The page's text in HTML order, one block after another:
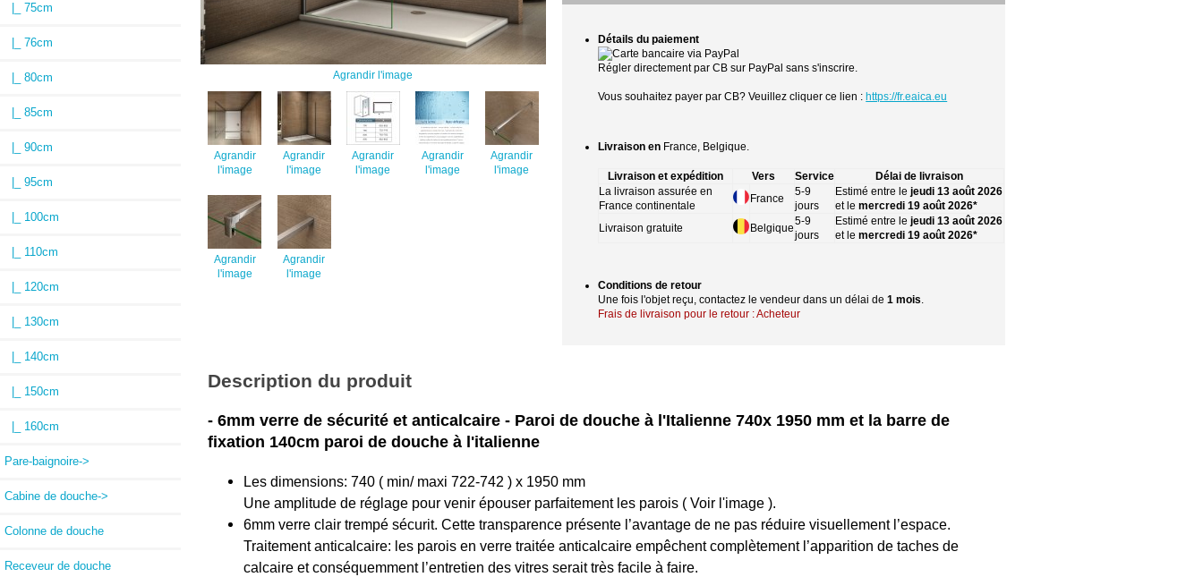
|_ 75cm
|_ 76cm
|_ 80cm
|_ 85cm
|_ 90cm
|_ 95cm
|_ 100cm
|_ 110cm
|_ 120cm
|_ 130cm
|_ 140cm
|_ 150cm
|_ 160cm
Pare-baignoire->
Cabine de douche->
Colonne de douche
Receveur de douche
Agrandir l'image
Agrandir
l'image
Agrandir
l'image
Agrandir
l'image
Agrandir
l'image
Agrandir
l'image
Agrandir
l'image
Agrandir
l'image
Détails du paiement
Régler directement par CB sur PayPal sans s'inscrire.
Vous souhaitez payer par CB? Veuillez cliquer ce lien : https://fr.eaica.eu
Livraison en France, Belgique.
Livraison et expédition Vers Service
Délai de livraison
La livraison assurée en
France continentale
France
5-9
jours
Estimé entre lejeudi 13 août 2026
et lemercredi 19 août 2026*
Livraison gratuite
Belgique
5-9
jours
Estimé entre lejeudi 13 août 2026
et lemercredi 19 août 2026*
Conditions de retour
Une fois l'objet reçu, contactez le vendeur dans un délai de1 mois
Frais de livraison pour le retour : Acheteur
Description du produit
- 6mm verre de sécurité et anticalcaire - Paroi de douche à l'Italienne 740x 1950 mm et la barre de
fixation 140cm paroi de douche à l'italienne
Les dimensions: 740 ( min/ maxi 722-742 ) x 1950 mm
Une amplitude de réglage pour venir épouser parfaitement les parois ( Voir l'image ).
6mm verre clair trempé sécurit. Cette transparence présente l’avantage de ne pas réduire visuellement l’espace.
Traitement anticalcaire: les parois en verre traitée anticalcaire empêchent complètement l’apparition de taches de
calcaire et conséquemment l’entretien des vitres serait très facile à faire.